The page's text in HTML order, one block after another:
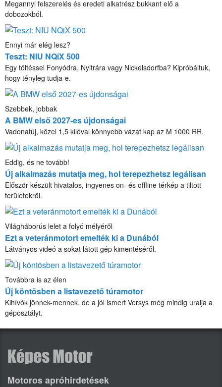
Megannyi felszerelés és eredeti alkatrész bukkant elő a
dobozokból.
Ennyi már elég lesz?
Teszt: NIU NQiX 500
Egy töltéssel Fonyódra, Nyitrára vagy Nickelsdorfba? Kipróbáltuk,
hogy tényleg tudja-e.
Szebbek, jobbak
A BMW első 2027-es újdonságai
Vadonatúj, közel 1,5 kilóval könnyebb vázat kap az M 1000 RR.
Eddig, és ne tovább!
Új alkalmazás mutatja meg, hol terepezhetsz legálisan
Először készült hivatalos, ingyenes on- és offline térkép a tiltott
területekről.
Világháborús lelet a folyó mélyéről
Ezt a veteránmotort emelték ki a Dunából
Látványos videó a sokat látott gép kimentéséről.
Továbbra is az élen
Új köntösben a listavezető túramotor
Kihívók jönnek-mennek, de a jól ismert Versys még mindig uralja a
géposztályt.
Motoros apróhirdetések